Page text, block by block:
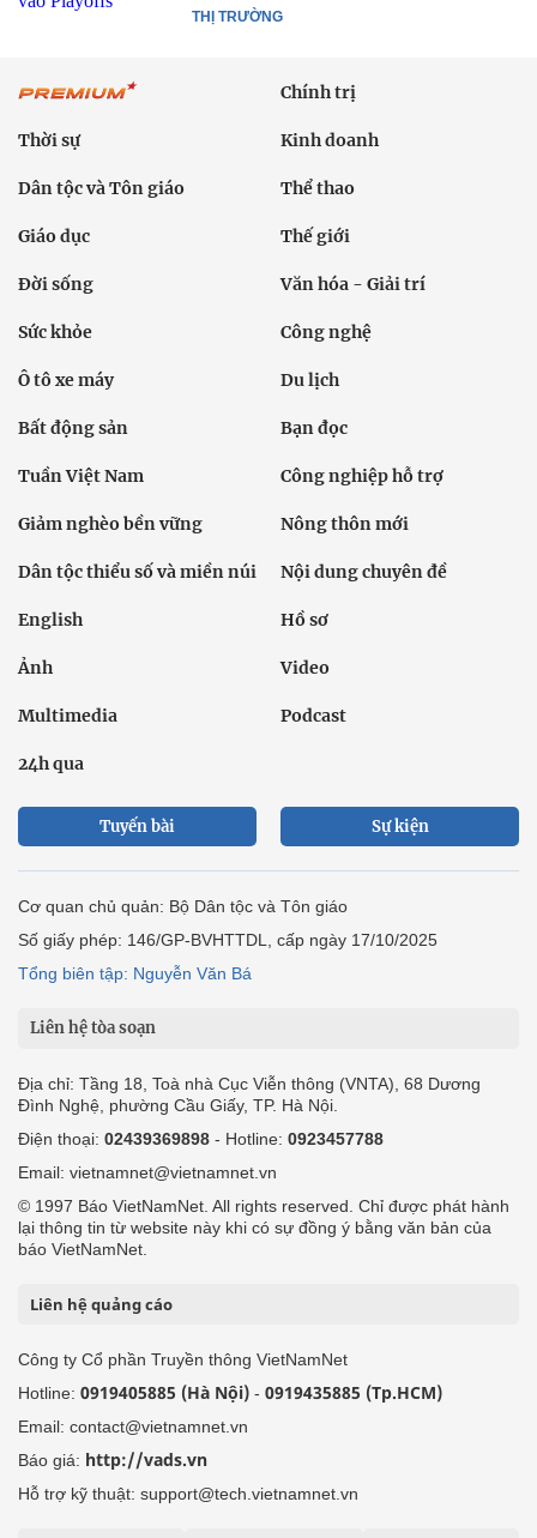
THỊ TRƯỜNG
Chính trị
Thời sự Kinh doanh
Dân tộc và Tôn giáo Thể thao
Giáo dục Thế giới
Đời sống Văn hóa - Giải trí
Sức khỏe Công nghệ
Ô tô xe máy Du lịch
Bất động sản Bạn đọc
Tuần Việt Nam Công nghiệp hỗ trợ
Giảm nghèo bền vững Nông thôn mới
Dân tộc thiểu số và miền núi Nội dung chuyên đề
English Hồ sơ
Ảnh Video
Multimedia Podcast
24h qua
Tuyến bài Sự kiện
Cơ quan chủ quản: Bộ Dân tộc và Tôn giáo
Số giấy phép: 146/GP-BVHTTDL, cấp ngày 17/10/2025
Tổng biên tập: Nguyễn Văn Bá
Liên hệ tòa soạn
Địa chỉ: Tầng 18, Toà nhà Cục Viễn thông (VNTA), 68 Dương
Đình Nghệ, phường Cầu Giấy, TP. Hà Nội.
Điện thoại: 02439369898 - Hotline: 0923457788
Email: vietnamnet@vietnamnet.vn
© 1997 Báo VietNamNet. All rights reserved. Chỉ được phát hành
lại thông tin từ website này khi có sự đồng ý bằng văn bản của
báo VietNamNet.
Liên hệ quảng cáo
Công ty Cổ phần Truyền thông VietNamNet
Hotline: 0919405885 (Hà Nội) - 0919435885 (Tp.HCM)
Email: contact@vietnamnet.vn
Báo giá: http://vads.vn
Hỗ trợ kỹ thuật: support@tech.vietnamnet.vn